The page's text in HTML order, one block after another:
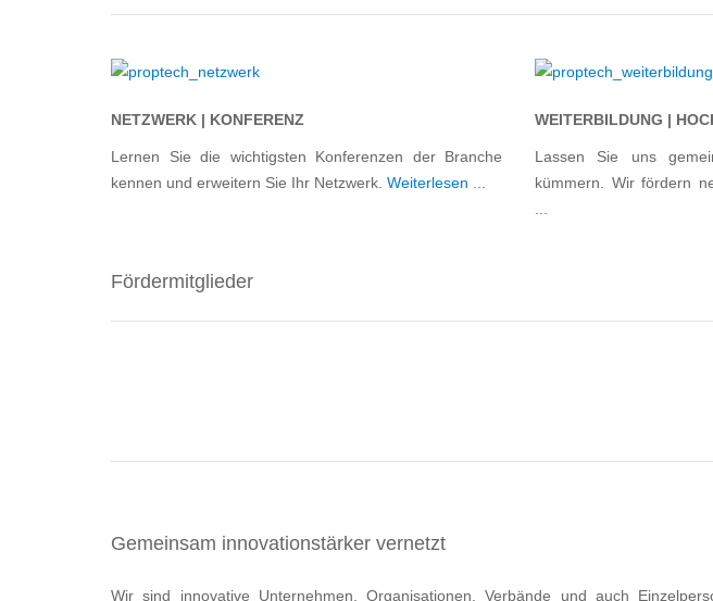
NETZWERK | KONFERENZ
Lernen Sie die wichtigsten Konferenzen der Branche
kennen und erweitern Sie Ihr Netzwerk. Weiterlesen ...
WEITERBILDUNG |
Lassen Sie uns
kümmern. Wir fördern
...
Fördermitglieder
Gemeinsam innovationstärker vernetzt
Wir sind innovative Unternehmen, Organisationen, Verbände und auch